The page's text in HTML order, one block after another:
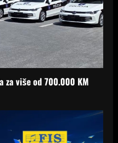
za više od 700.000 KM